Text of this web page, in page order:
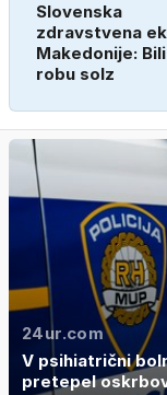
Slovenska
zdravstvena
Makedonije:
robu solz
24ur.com
V psihiatrični
pretepel